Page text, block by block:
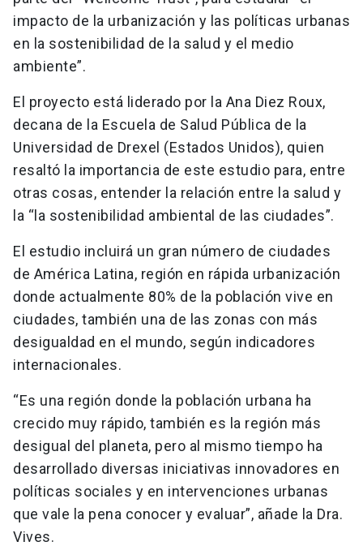
impacto de la urbanización y las políticas urbanas
en la sostenibilidad de la salud y el medio
ambiente”.
El proyecto está liderado por la Ana Diez Roux,
decana de la Escuela de Salud Pública de la
Universidad de Drexel (Estados Unidos), quien
resaltó la importancia de este estudio para, entre
otras cosas, entender la relación entre la salud y
la “la sostenibilidad ambiental de las ciudades”.
El estudio incluirá un gran número de ciudades
de América Latina, región en rápida urbanización
donde actualmente 80% de la población vive en
ciudades, también una de las zonas con más
desigualdad en el mundo, según indicadores
internacionales.
“Es una región donde la población urbana ha
crecido muy rápido, también es la región más
desigual del planeta, pero al mismo tiempo ha
desarrollado diversas iniciativas innovadores en
políticas sociales y en intervenciones urbanas
que vale la pena conocer y evaluar”, añade la Dra.
Vives.